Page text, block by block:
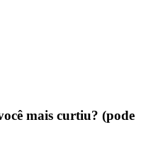
mais curtiu? (pode